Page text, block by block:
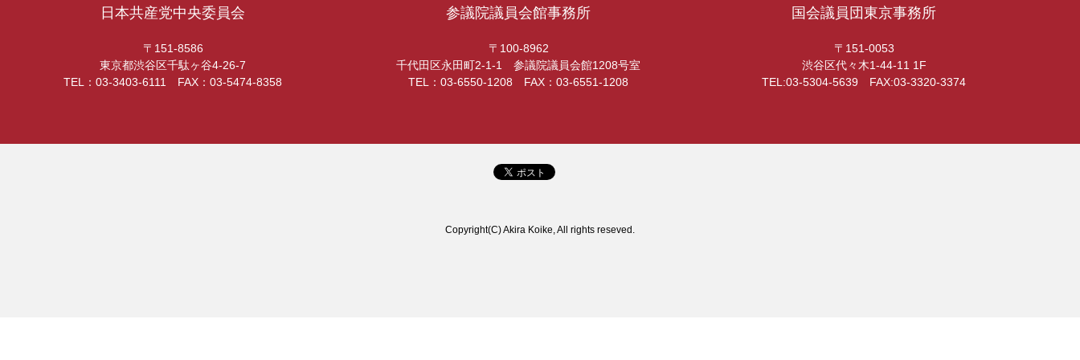
日本共産党中央委員会
〒151-8586
東京都渋谷区千駄ヶ谷4-26-7
TEL：03-3403-6111 FAX：03-5474-8358
参議院議員会館事務所
〒100-8962
千代田区永田町2-1-1 参議院議員会館1208号室
TEL：03-6550-1208 FAX：03-6551-1208
国会議員団東京事務所
〒151-0053
渋谷区代々木1-44-11 1F
TEL:03-5304-5639 FAX:03-3320-3374
Copyright(C) Akira Koike, All rights reseved.